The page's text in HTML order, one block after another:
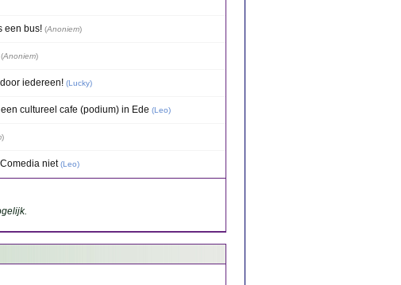
een bus! (Anoniem)
(Anoniem)
iedereen! (Lucky)
cultureel cafe (podium) in Ede (Leo)
)
niet (Leo)